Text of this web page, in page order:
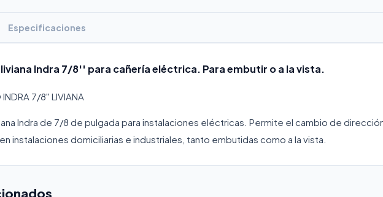
Especificaciones
Indra 7/8'' para cañería eléctrica. Para embutir o a la vista.
INDRA 7/8'' LIVIANA
Indra de 7/8 de pulgada para instalaciones eléctricas. Permite el cambio de
instalaciones domiciliarias e industriales, tanto embutidas como a la vista.